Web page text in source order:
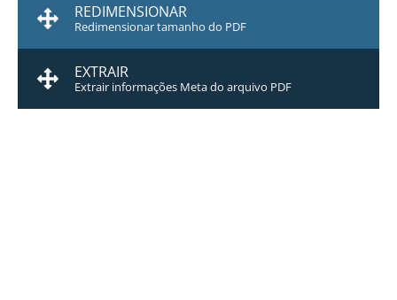
REDIMENSIONAR
Redimensionar tamanho do PDF
EXTRAIR
Extrair informações Meta do arquivo PDF